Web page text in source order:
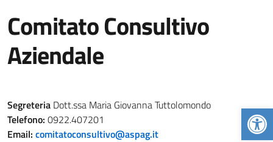
Comitato Consultivo
Aziendale
Segreteria Dott.ssa Maria Giovanna Tuttolomondo
Telefono: 0922.407201
Email: comitatoconsultivo@aspag.it